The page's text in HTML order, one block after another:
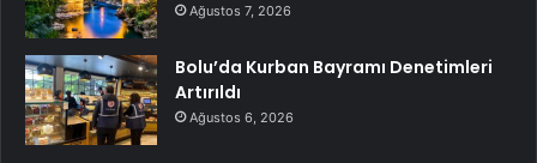
Ağustos 7, 2026
Bolu’da Kurban Bayramı Denetimleri
Artırıldı
Ağustos 6, 2026